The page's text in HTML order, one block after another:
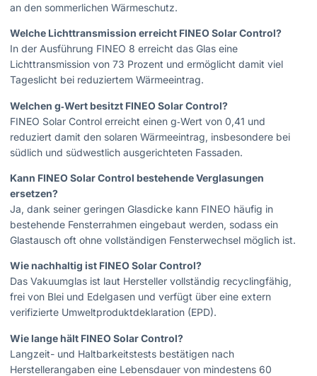
an den sommerlichen Wärmeschutz.
Welche Lichttransmission erreicht FINEO Solar Control?
In der Ausführung FINEO 8 erreicht das Glas eine
Lichttransmission von 73 Prozent und ermöglicht damit viel
Tageslicht bei reduziertem Wärmeeintrag.
Welchen g‑Wert besitzt FINEO Solar Control?
FINEO Solar Control erreicht einen g‑Wert von 0,41 und
reduziert damit den solaren Wärmeeintrag, insbesondere bei
südlich und südwestlich ausgerichteten Fassaden.
Kann FINEO Solar Control bestehende Verglasungen
ersetzen?
Ja, dank seiner geringen Glasdicke kann FINEO häufig in
bestehende Fensterrahmen eingebaut werden, sodass ein
Glastausch oft ohne vollständigen Fensterwechsel möglich ist.
Wie nachhaltig ist FINEO Solar Control?
Das Vakuumglas ist laut Hersteller vollständig recyclingfähig,
frei von Blei und Edelgasen und verfügt über eine extern
verifizierte Umweltproduktdeklaration (EPD).
Wie lange hält FINEO Solar Control?
Langzeit- und Haltbarkeitstests bestätigen nach
Herstellerangaben eine Lebensdauer von mindestens 60